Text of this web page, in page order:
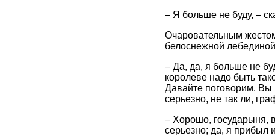
– Я больше не буду, –
Очаровательным
белоснежной
– Да, да, я больше не
королеве надо быть
Давайте поговорим. Вы
серьезно, не так ли,
– Хорошо, государыня,
серьезно; да, я прибыл